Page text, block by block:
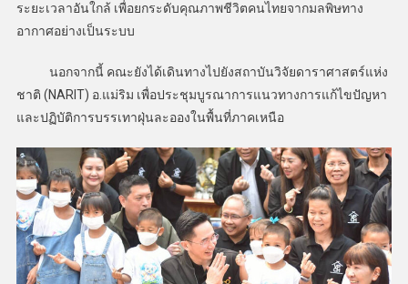
ระยะเวลาอันใกล้ เพื่อยกระดับคุณภาพชีวิตคนไทยจากมลพิษทาง
อากาศอย่างเป็นระบบ
นอกจากนี้ คณะยังได้เดินทางไปยังสถาบันวิจัยดาราศาสตร์แห่ง
ชาติ (NARIT) อ.แม่ริม เพื่อประชุมบูรณาการแนวทางการแก้ไขปัญหา
และปฏิบัติการบรรเทาฝุ่นละอองในพื้นที่ภาคเหนือ